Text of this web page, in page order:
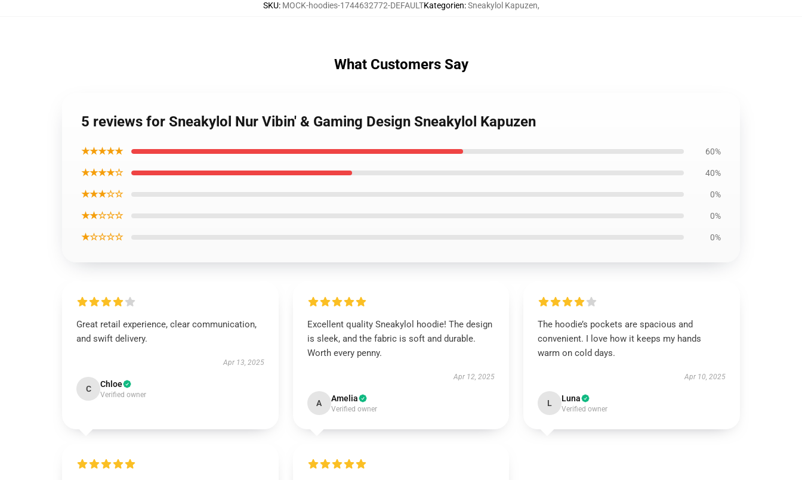
SKU: MOCK-hoodies-1744632772-DEFAULTKategorien:Sneakylol Kapuzen,
What Customers Say
5 reviews for Sneakylol Nur Vibin' & Gaming Design Sneakylol Kapuzen
★★★★★ 60%
★★★★☆ 40%
★★★☆☆ 0%
★★☆☆☆ 0%
★☆☆☆☆ 0%
Great retail experience, clear communication,
and swift delivery.
Apr 13, 2025
C Chloe
Verified owner
Excellent quality Sneakylol hoodie! The design
is sleek, and the fabric is soft and durable.
Worth every penny.
Apr 12, 2025
A Amelia
Verified owner
The hoodie’s pockets are spacious and
convenient. I love how it keeps my hands
warm on cold days.
Apr 10, 2025
L Luna
Verified owner